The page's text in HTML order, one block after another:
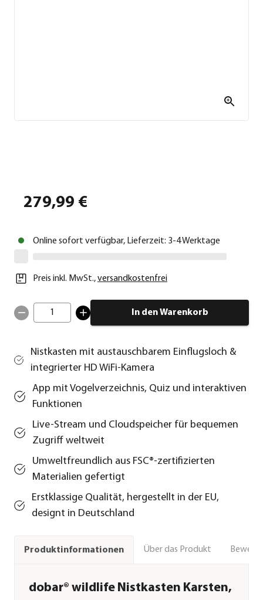
279,99 €
Online sofort verfügbar, Lieferzeit: 3-4 Werktage
Preis inkl. MwSt.,versandkostenfrei
1 In den Warenkorb
Nistkasten mit austauschbarem Einflugsloch &
integrierter HD WiFi-Kamera
App mit Vogelverzeichnis, Quiz und interaktiven
Funktionen
Live-Stream und Cloudspeicher für bequemen
Zugriff weltweit
Umweltfreundlich aus FSC®-zertifizierten
Materialien gefertigt
Erstklassige Qualität, hergestellt in der EU,
designt in Deutschland
Produktinformationen Über das Produkt
dobar® wildlife Nistkasten Karsten,